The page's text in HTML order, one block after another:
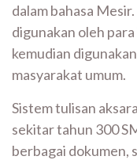
dalam bahasa
digunakan oleh
kemudian
masyarakat umum.
Sistem tulisan
sekitar tahun 300
berbagai dokumen,